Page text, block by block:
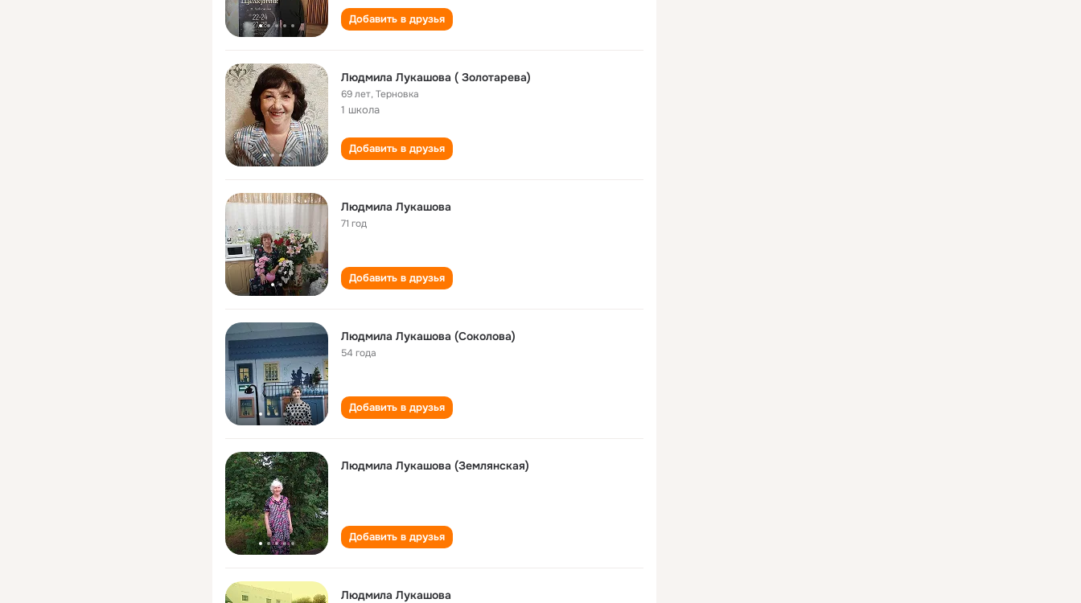
Добавить в друзья
Людмила Лукашова ( Золотарева)
69 лет,Терновка
1 школа
Добавить в друзья
Людмила Лукашова
71 год
Добавить в друзья
Людмила Лукашова (Соколова)
54 года
Добавить в друзья
Людмила Лукашова (Землянская)
Добавить в друзья
Людмила Лукашова